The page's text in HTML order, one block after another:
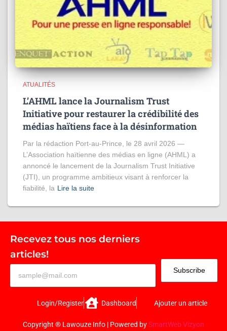
ATUALITÉS
L’AHML lance la Journalism Trust
Initiative pour restaurer la crédibilité des
médias haïtiens face à la désinformation
Par la rédaction Port-au-Prince, le 28 avril 2026 —
L’Association haïtienne des médias en ligne (AHML) a
annoncé le lancement de la Journalism Trust Initiative
(JTI), un programme ambitieux visant à renforcer la
fiabilité, la Lire la suite
Recevez tous nos derniers
articles!
Subscribe
Login/Register Dashboard Ajouter un article
Copyright ® Lawouze Info | Powered bySmartWeb Vizyon